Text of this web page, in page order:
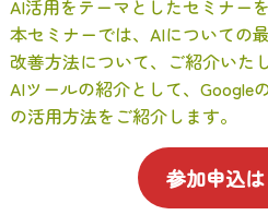
AI活用をテーマとしたセミナー
本セミナーでは、AIについての
改善方法について、ご紹介いた
AIツールの紹介として、Google
の活用方法をご紹介します。
参加申込